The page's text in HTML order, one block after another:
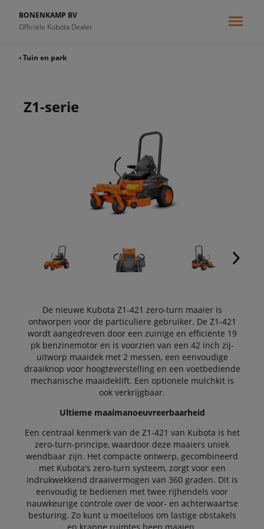
BONENKAMP BV
Officiële Kubota Dealer
‹ Tuin en park
Z1-serie
De nieuwe Kubota Z1-421 zero-turn maaier is
ontworpen voor de particuliere gebruiker. De Z1-421
wordt aangedreven door een zuinige en efficiënte 19
pk benzinemotor en is voorzien van een 42 inch zij-
uitworp maaidek met 2 messen, een eenvoudige
draaiknop voor hoogteverstelling en een voetbediende
mechanische maaideklift. Een optionele mulchkit is
ook verkrijgbaar.
Ultieme maaimanoeuvreerbaarheid
Een centraal kenmerk van de Z1-421 van Kubota is het
zero-turn-principe, waardoor deze maaiers uniek
wendbaar zijn. Het compacte ontwerp, gecombineerd
met Kubota's zero-turn systeem, zorgt voor een
indrukwekkend draaivermogen van 360 graden. Dit is
eenvoudig te bedienen met twee rijhendels voor
nauwkeurige controle over de voor- en achterwaartse
besturing. Zo kunt u moeiteloos om lastige obstakels